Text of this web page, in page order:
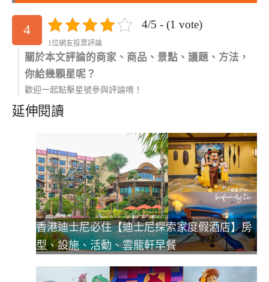
4 4/5 - (1 vote)
1位網友投票評論
關於本文評論的商家、商品、景點、議題、方法，
你給幾顆星呢？
歡迎一起點擊星號參與評論唷！
延伸閱讀
香港迪士尼必住【迪士尼探索家度假酒店】房
型、設施、活動、雲龍軒早餐